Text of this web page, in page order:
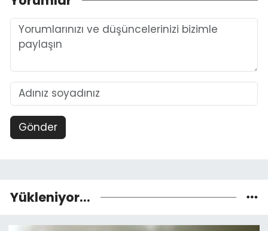
Gönder
Yükleniyor...